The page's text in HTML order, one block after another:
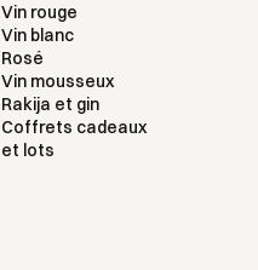
Vin rouge
Vin blanc
Rosé
Vin mousseux
Rakija et gin
Coffrets cadeaux
et lots